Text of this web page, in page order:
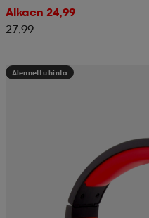
Alkaen 24,99
27,99
Alennettu hinta